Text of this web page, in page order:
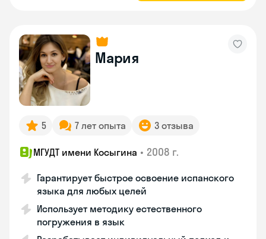
Мария
5 7 лет опыта 3 отзыва
МГУДТ имени Косыгина • 2008 г.
Гарантирует быстрое освоение испанского
языка для любых целей
Использует методику естественного
погружения в язык